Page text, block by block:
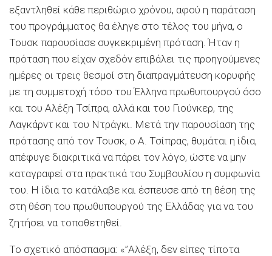
εξαντληθεί κάθε περιθώριο χρόνου, αφού η παράταση
του προγράμματος θα έληγε στο τέλος του μήνα, ο
Τουσκ παρουσίασε συγκεκριμένη πρόταση. Ήταν η
πρόταση που είχαν σχεδόν επιβάλει τις προηγούμενες
ημέρες οι τρεις θεσμοί στη διαπραγμάτευση κορυφής
με τη συμμετοχή τόσο του Έλληνα πρωθυπουργού όσο
και του Αλέξη Τσίπρα, αλλά και του Γιούνκερ, της
Λαγκάρντ και του Ντράγκι. Μετά την παρουσίαση της
πρότασης από τον Τουσκ, ο Α. Τσίπρας, θυμάται η ίδια,
απέφυγε διακριτικά να πάρει τον λόγο, ώστε να μην
καταγραφεί στα πρακτικά του Συμβουλίου η συμφωνία
του. Η ίδια το κατάλαβε και έσπευσε από τη θέση της
στη θέση του πρωθυπουργού της Ελλάδας για να του
ζητήσει να τοποθετηθεί.
Το σχετικό απόσπασμα: «”Αλέξη, δεν είπες τίποτα